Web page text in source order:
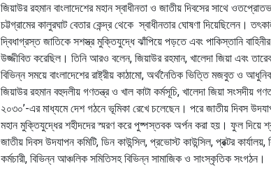
জিয়াউর রহমান বাংলাদেশের মহান স্বাধীনতা ও জাতীয় দিবসের সাথে
চট্টগ্রামের কালুরঘাট বেতার কেন্দ্র থেকে স্বাধীনতার ঘোষণা দিয়েছিলেন।
দ্বিধাগ্রস্ত জাতিকে সশস্ত্র মুক্তিযুদ্ধে ঝাঁপিয়ে পড়তে এবং পাকিস্তানি বাহিনীর
উজ্জীবিত করেছিল। তিনি আরও বলেন, জিয়াউর রহমান, খালেদা জিয়া এবং
বিভিন্ন সময়ে বাংলাদেশের রাষ্ট্রীয় কাঠামো, অর্থনৈতিক ভিত্তি মজবুত ও
জিয়াউর রহমান বহুদলীয় গণতন্ত্র ও খাল কাটা কর্মসূচি, খালেদা জিয়া সংসদীয়
২০৩০’-এর মাধ্যমে দেশ গঠনে ভূমিকা রেখে চলেছেন। পরে জাতীয় দিবস
মহান মুক্তিযুদ্ধের শহীদদের স্মরণ করে পুষ্পস্তবক অর্পন করা হয়। ফুল দিয়ে
জাতীয় দিবস উদযাপন কমিটি, ডিন কাউন্সিল, প্রভোস্ট কাউন্সিল, প্রক্টর কার্যালয়,
কর্মচারী, বিভিন্ন আঞ্চলিক সমিতিসহ বিভিন্ন সামাজিক ও সাংস্কৃতিক সংগঠন।